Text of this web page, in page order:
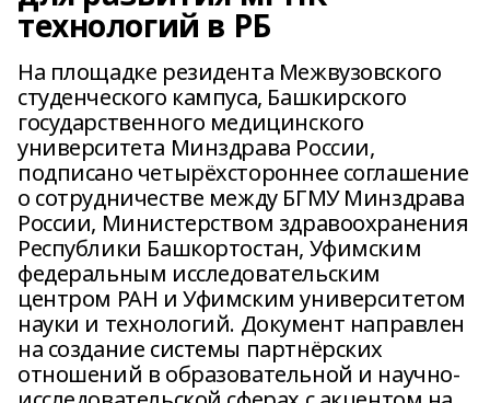
технологий в РБ
На площадке резидента Межвузовского
студенческого кампуса, Башкирского
государственного медицинского
университета Минздрава России,
подписано четырёхстороннее соглашение
о сотрудничестве между БГМУ Минздрава
России, Министерством здравоохранения
Республики Башкортостан, Уфимским
федеральным исследовательским
центром РАН и Уфимским университетом
науки и технологий. Документ направлен
на создание системы партнёрских
отношений в образовательной и научно-